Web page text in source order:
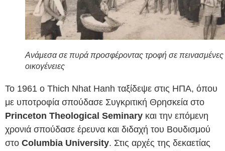
Ανάμεσα σε πυρά προσφέροντας τροφή σε πεινασμένες
οικογένειες
Το 1961 ο Thich Nhat Hanh ταξίδεψε στις ΗΠΑ, όπου
με υποτροφία σπούδασε Συγκριτική Θρησκεία στο
Princeton Theological Seminary και την επόμενη
χρονιά σπούδασε έρευνα και διδαχή του Βουδισμού
στο Columbia University. Στις αρχές της δεκαετίας